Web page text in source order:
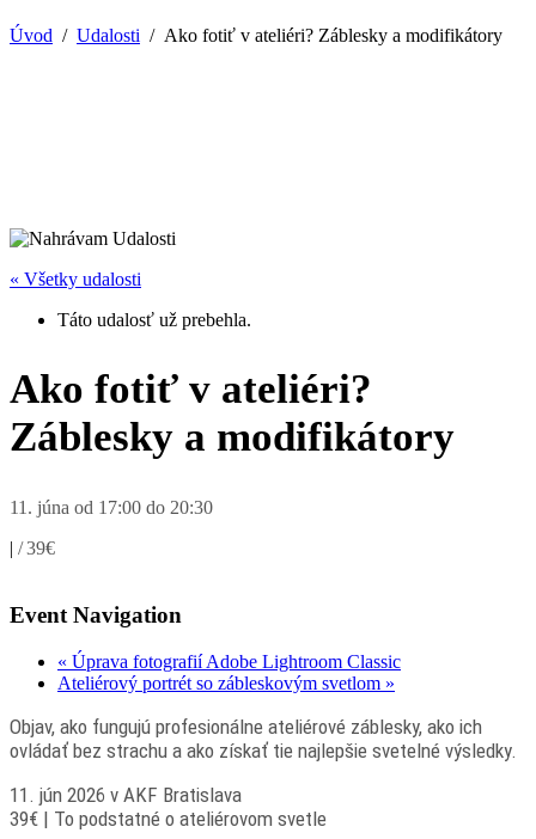
Úvod Udalosti Ako fotiť v ateliéri? Záblesky a modifikátory
« Všetky udalosti
Táto udalosť už prebehla.
Ako fotiť v ateliéri?
Záblesky a modifikátory
11. júna od 17:00 do 20:30
|
39€
Event Navigation
« Úprava fotografií Adobe Lightroom Classic
Ateliérový portrét so zábleskovým svetlom »
Objav, ako fungujú profesionálne ateliérové záblesky, ako ich
ovládať bez strachu a ako získať tie najlepšie svetelné výsledky.
11. jún 2026 v AKF Bratislava
39€ | To podstatné o ateliérovom svetle